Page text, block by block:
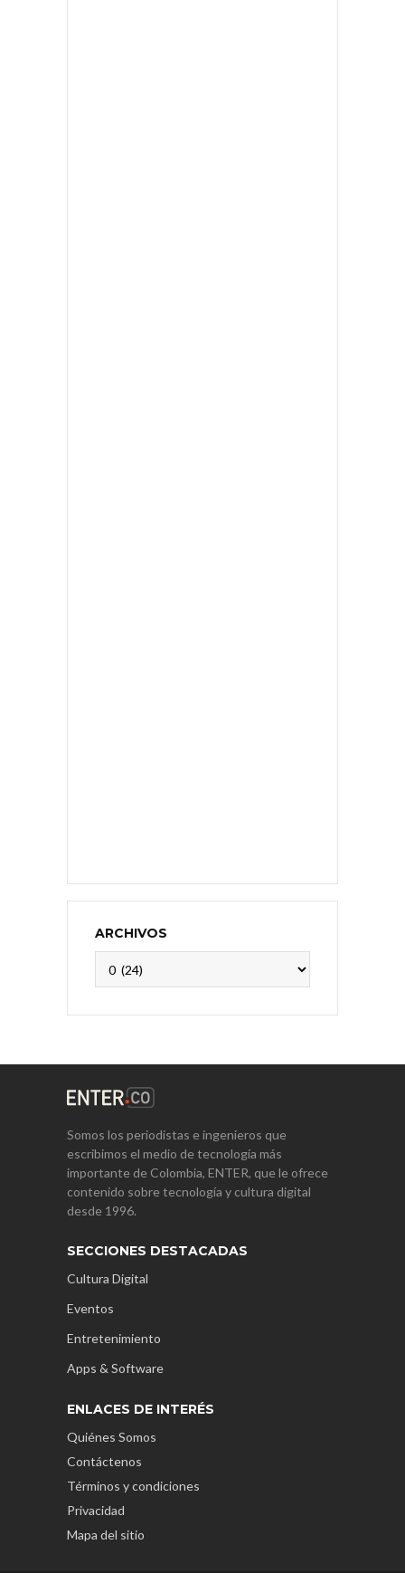
ARCHIVOS
Somos los periodistas e ingenieros que
escribimos el medio de tecnología más
importante de Colombia, ENTER, que le ofrece
contenido sobre tecnología y cultura digital
desde 1996.
SECCIONES DESTACADAS
Cultura Digital
Eventos
Entretenimiento
Apps & Software
ENLACES DE INTERÉS
Quiénes Somos
Contáctenos
Términos y condiciones
Privacidad
Mapa del sitio